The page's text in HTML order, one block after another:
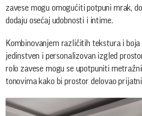
zavese mogu omogućiti potpuni mrak,
dodaju osećaj udobnosti i intime.
Kombinovanjem različitih tekstura i boja
jedinstven i personalizovan izgled
rolo zavese mogu se upotpuniti
tonovima kako bi prostor delovao